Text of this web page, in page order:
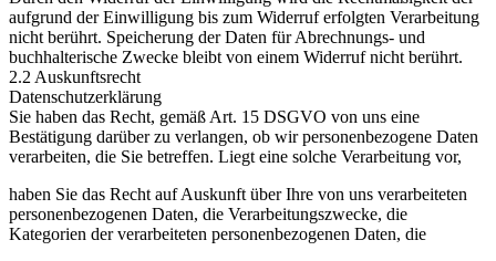
aufgrund der Einwilligung bis zum Widerruf erfolgten Verarbeitung
nicht berührt. Speicherung der Daten für Abrechnungs- und
buchhalterische Zwecke bleibt von einem Widerruf nicht berührt.
2.2 Auskunftsrecht
Datenschutzerklärung
Sie haben das Recht, gemäß Art. 15 DSGVO von uns eine
Bestätigung darüber zu verlangen, ob wir personenbezogene Daten
verarbeiten, die Sie betreffen. Liegt eine solche Verarbeitung vor,
haben Sie das Recht auf Auskunft über Ihre von uns verarbeiteten
personenbezogenen Daten, die Verarbeitungszwecke, die
Kategorien der verarbeiteten personenbezogenen Daten, die